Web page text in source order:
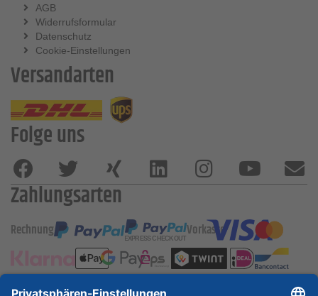
AGB
Widerrufsformular
Datenschutz
Cookie-Einstellungen
Versandarten
Folge uns
Zahlungsarten
Rechnung Vorkasse